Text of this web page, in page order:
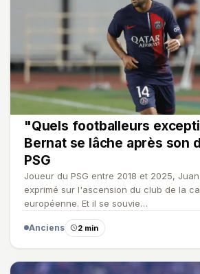
"Quels footballeurs
Bernat se lâche après son
PSG
Joueur du PSG entre 2018 et 2025,
exprimé sur l'ascension du club de la
européenne. Et il se souvie…
Anciens 2 min